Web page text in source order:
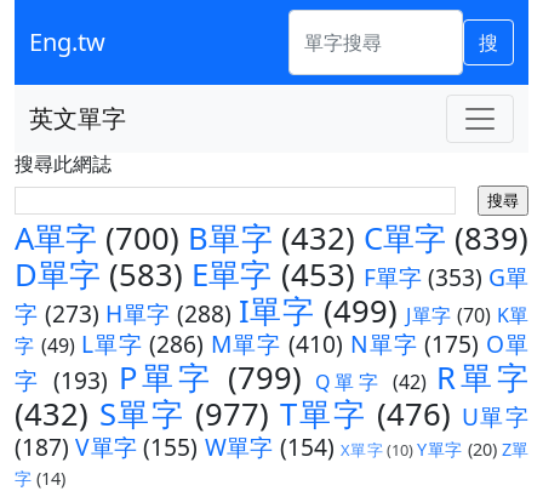
Eng.tw 搜
英文單字
搜尋此網誌
A單字 (700) B單字 (432) C單字 (839)
D單字 (583) E單字 (453) F單字(353) G單
字 (273) H單字 (288) I單字 (499) J單字 (70) K單
字 (49) L單字 (286) M單字 (410) N單字 (175) O單
字 (193) P單字 (799) Q單字 (42) R單字
(432) S單字 (977) T單字 (476) U單字
(187) V單字(155) W單字 (154) X單字(10)Y單字 (20) Z單
字 (14)